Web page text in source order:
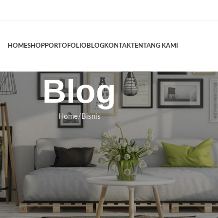
HOMESHOPPORTOFOLIO BLOGKONTAKTENTANG KAMI
Blog
Home Bisnis
PROPERTI
Hunian Modern Tropis: Elegan,
di Lahan Perkotaan
On Juli 6, 2026